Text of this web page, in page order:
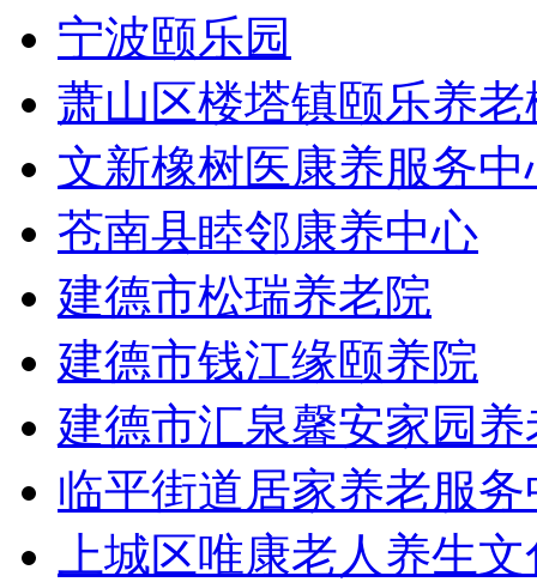
宁波颐乐园
萧山区楼塔镇颐乐养
文新橡树医康养服务中
苍南县睦邻康养中心
建德市松瑞养老院
建德市钱江缘颐养院
建德市汇泉馨安家园养
临平街道居家养老服务
上城区唯康老人养生